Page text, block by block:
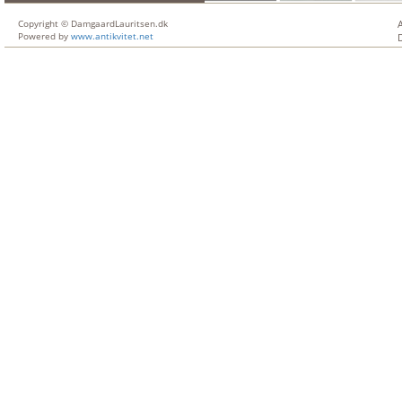
Copyright © DamgaardLauritsen.dk
Powered by www.antikvitet.net